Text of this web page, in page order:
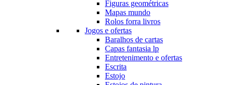
Figuras geométricas
Mapas mundo
Rolos forra livros
Jogos e ofertas
Baralhos de cartas
Capas fantasia lp
Entretenimento e ofertas
Escrita
Estojo